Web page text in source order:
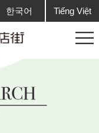
한국어 Tiếng Việt